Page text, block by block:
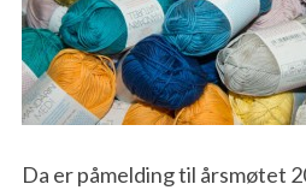
Da er påmelding til årsmøtet